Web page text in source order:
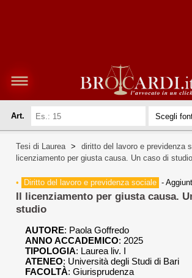
Art.
Tesi di Laurea > diritto del lavoro e previdenza
licenziamento per giusta causa. Un caso di studio
• Diritto del lavoro e previdenza sociale -
Il licenziamento per giusta causa.
studio
AUTORE: Paola Goffredo
ANNO ACCADEMICO: 2025
TIPOLOGIA: Laurea liv. I
ATENEO: Università degli Studi di Bari
FACOLTÀ: Giurisprudenza